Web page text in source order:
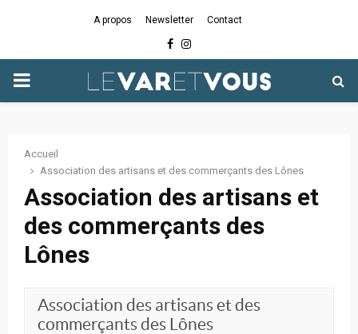
A propos Newsletter Contact
Facebook
Instagram
PRIMARY
Accueil
Association des artisans et des commerçants des Lônes
Association des artisans et
des commerçants des
Lônes
Association des artisans et des
commerçants des Lônes